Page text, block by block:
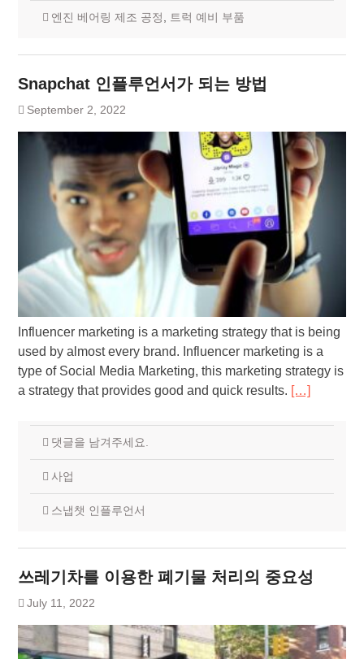
엔진 베어링 제조 공정 트럭 예비 부품
Snapchat 인플루언서가 되는 방법
September 2, 2022
Influencer marketing is a marketing strategy that is being
used by almost every brand. Influencer marketing is a
type of Social Media Marketing, this marketing strategy is
a strategy that provides good and quick results. […]
댓글을 남겨주세요.
사업
스냅챗 인플루언서
쓰레기차를 이용한 폐기물 처리의 중요성
July 11, 2022